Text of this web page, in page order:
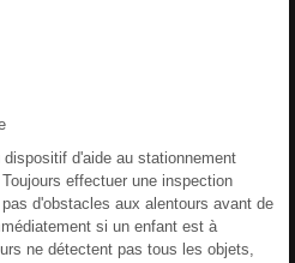
d'aide au stationnement
effectuer une inspection
d'obstacles aux alentours avant de
si un enfant est à
ne détectent pas tous les objets,